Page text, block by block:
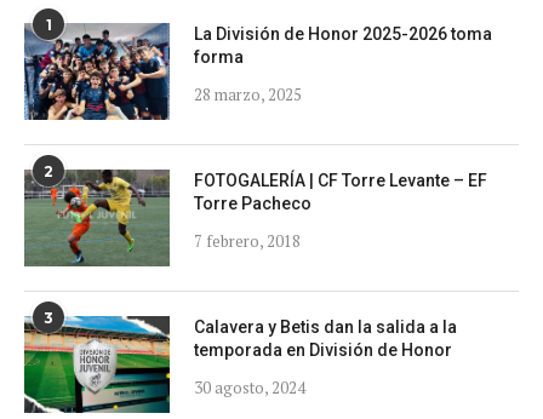
1
La División de Honor 2025-2026 toma
forma
28 marzo, 2025
2
FOTOGALERÍA | CF Torre Levante – EF
Torre Pacheco
7 febrero, 2018
3
Calavera y Betis dan la salida a la
temporada en División de Honor
30 agosto, 2024